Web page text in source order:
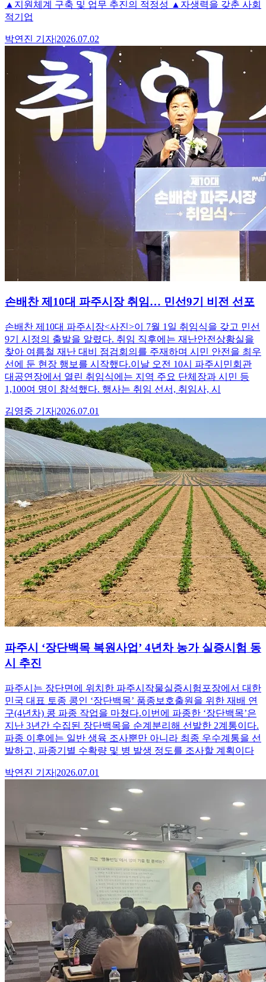
▲지원체계 구축 및 업무 추진의 적정성 ▲자생력을 갖춘 사회
적기업
박연진 기자|2026.07.02
손배찬 제10대 파주시장 취임… 민선9기 비전 선포
손배찬 제10대 파주시장<사진>이 7월 1일 취임식을 갖고 민선
9기 시정의 출발을 알렸다. 취임 직후에는 재난안전상황실을
찾아 여름철 재난 대비 점검회의를 주재하며 시민 안전을 최우
선에 둔 현장 행보를 시작했다.이날 오전 10시 파주시민회관
대공연장에서 열린 취임식에는 지역 주요 단체장과 시민 등
1,100여 명이 참석했다. 행사는 취임 선서, 취임사, 시
김영중 기자|2026.07.01
파주시 ‘장단백목 복원사업’ 4년차 농가 실증시험 동
시 추진
파주시는 장단면에 위치한 파주시작물실증시험포장에서 대한
민국 대표 토종 콩인 ‘장단백목’ 품종보호출원을 위한 재배 연
구(4년차) 콩 파종 작업을 마쳤다.이번에 파종한 ‘장단백목’은
지난 3년간 수집된 장단백목을 순계분리해 선발한 2계통이다.
파종 이후에는 일반 생육 조사뿐만 아니라 최종 우수계통을 선
발하고, 파종기별 수확량 및 병 발생 정도를 조사할 계획이다
박연진 기자|2026.07.01